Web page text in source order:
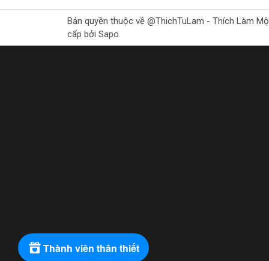
Phương pháp cảo chữ C mở ra cơ hội cho
bản thân.
Bài viết đã cung cấp một cái nhìn toàn diện và
Bản quyền thuộc về @ThichTuLam - Thích Làm
cấp bởi Sapo.
Thành viên thân thiết